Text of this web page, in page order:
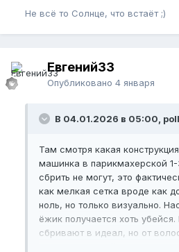
Не всё то Солнце, что встаёт ;)
Евгений33
Опубликовано 4 января
В 04.01.2026 в 05:00,
Там смотря какая
машинка в парикмахерской
сбрить не могут, это
как мелкая сетка вроде как
ноль, но только визуально.
ёжик получается хоть
сбривают в идеал, но от